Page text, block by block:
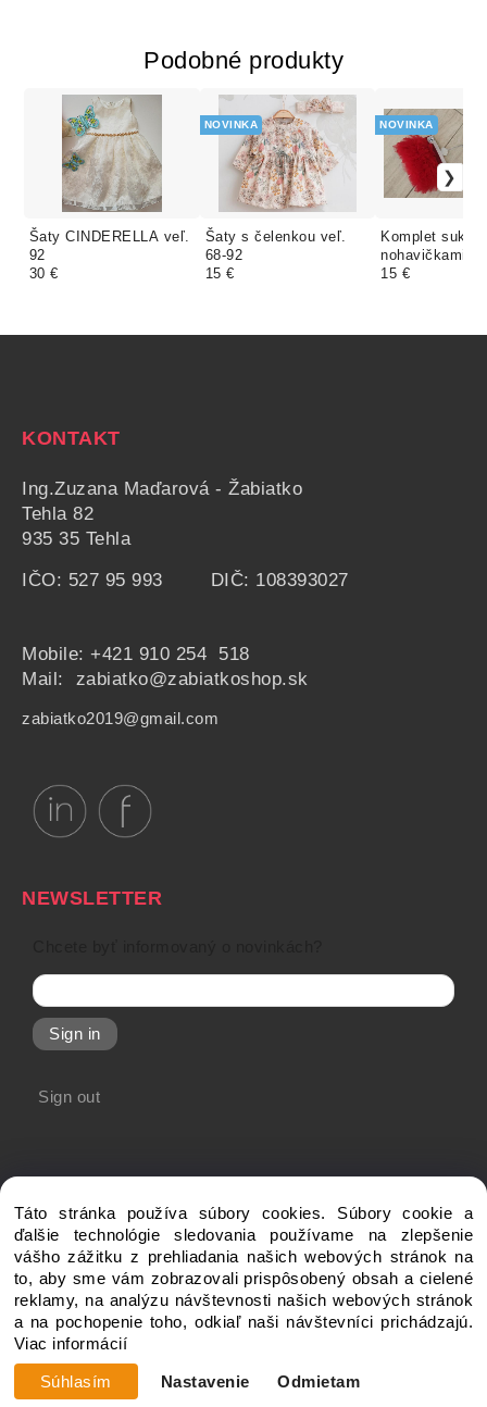
Podobné produkty
Šaty CINDERELLA veľ.
92
30 €
Šaty s čelenkou veľ.
68-92
NOVINKA
15 €
Komplet
nohavičkami
NOVINKA
15 €
KONTAKT
Ing.Zuzana Maďarová - Žabiatko
Tehla 82
935 35 Tehla
IČO: 527 95 993 DIČ: 108393027
Mobile: +421 910 254 518
Mail: zabiatko@zabiatkoshop.sk
zabiatko2019@gmail.com
NEWSLETTER
Sign in
Sign out
Copyright © 20xx My-Shop.com, All rights reserved
Táto stránka používa súbory cookies. Súbory cookie a
ďalšie technológie sledovania používame na zlepšenie
vášho zážitku z prehliadania našich webových stránok na
to, aby sme vám zobrazovali prispôsobený obsah a cielené
reklamy, na analýzu návštevnosti našich webových stránok
a na pochopenie toho, odkiaľ naši návštevníci prichádzajú.
Viac informácií
Súhlasím Nastavenie Odmietam